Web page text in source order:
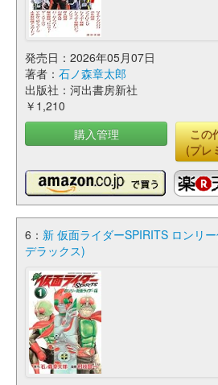
発売日：2026年05月07日
著者： 石ノ森章太郎
出版社：河出書房新社
￥1,210
購入管理
この
(プレ
6： 新 仮面ライダーSPIRITS ロンリ
デラックス)